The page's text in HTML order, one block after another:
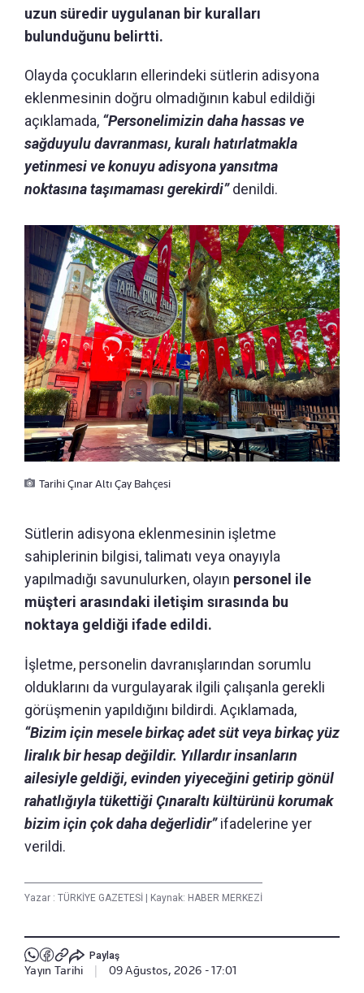
uzun süredir uygulanan bir kuralları
bulunduğunu belirtti.
Olayda çocukların ellerindeki sütlerin adisyona
eklenmesinin doğru olmadığının kabul edildiği
açıklamada, “Personelimizin daha hassas ve
sağduyulu davranması, kuralı hatırlatmakla
yetinmesi ve konuyu adisyona yansıtma
noktasına taşımaması gerekirdi”denildi.
Tarihi Çınar Altı Çay Bahçesi
Sütlerin adisyona eklenmesinin işletme
sahiplerinin bilgisi, talimatı veya onayıyla
yapılmadığı savunulurken, olayın personel ile
müşteri arasındaki iletişim sırasında bu
noktaya geldiği ifade edildi.
İşletme, personelin davranışlarından sorumlu
olduklarını da vurgulayarak ilgili çalışanla gerekli
görüşmenin yapıldığını bildirdi. Açıklamada,
“Bizim için mesele birkaç adet süt veya birkaç yüz
liralık bir hesap değildir. Yıllardır insanların
ailesiyle geldiği, evinden yiyeceğini getirip gönül
rahatlığıyla tükettiği Çınaraltı kültürünü korumak
bizim için çok daha değerlidir”ifadelerine yer
verildi.
Yazar : TÜRKİYE GAZETESİ | Kaynak: HABER MERKEZİ
Paylaş
Yayın Tarihi 09 Ağustos, 2026 - 17:01